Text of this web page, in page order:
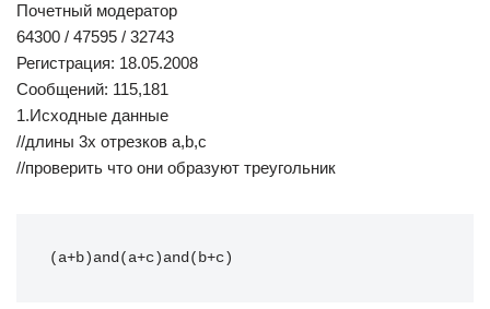
Почетный модератор
64300 / 47595 / 32743
Регистрация: 18.05.2008
Сообщений: 115,181
1.Исходные данные
//длины 3х отрезков a,b,c
//проверить что они образуют треугольник
( a+b) and( a+c) and( b+c)